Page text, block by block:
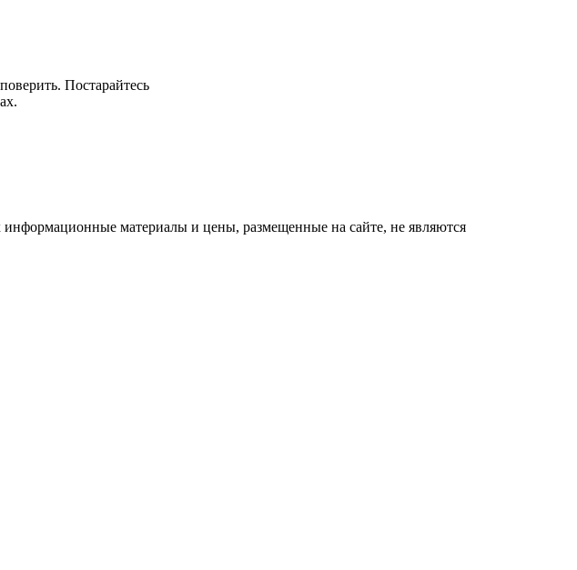
Постарайтесь
материалы и цены, размещенные на сайте, не являются